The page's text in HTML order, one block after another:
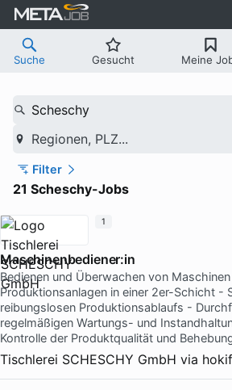
Suche Gesucht Meine
Scheschy
Regionen, PLZ...
Filter
21 Scheschy-Jobs
Maschinenbediener:in
Bedienen und Überwachen von
Produktionsanlagen in einer 2er-Schicht -
reibungslosen Produktionsablaufs -
regelmäßigen Wartungs- und
Kontrolle der Produktqualität und
Tischlerei SCHESCHY GmbH via
1